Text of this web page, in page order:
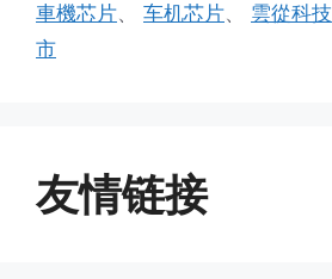
車機芯片、 车机芯片、 雲從科技
市
友情链接